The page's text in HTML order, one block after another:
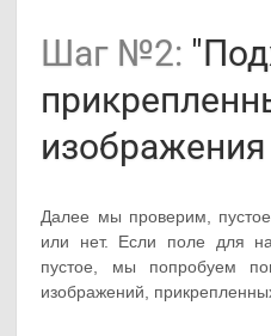
Шаг №2:
изображения
Далее мы проверим,
или нет. Если поле для
пустое, мы попробуем
изображений,